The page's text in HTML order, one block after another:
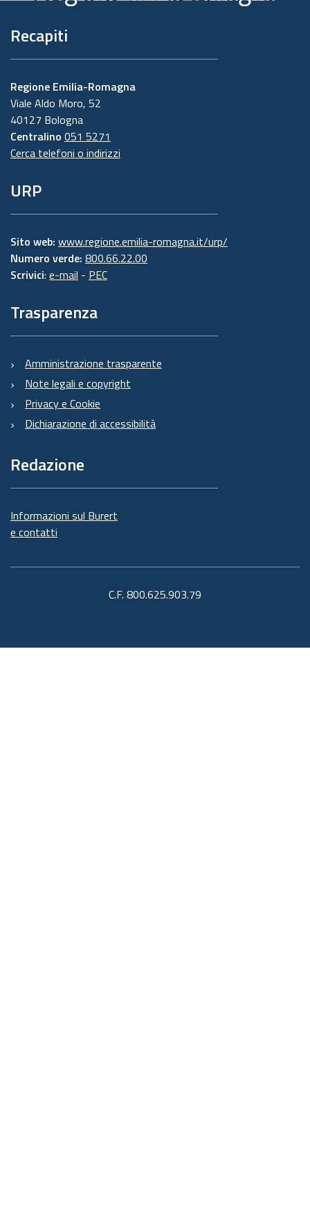
Recapiti
Regione Emilia-Romagna
Viale Aldo Moro, 52
40127 Bologna
Centralino 051 5271
Cerca telefoni o indirizzi
URP
Sito web: www.regione.emilia-romagna.it/urp/
Numero verde: 800.66.22.00
Scrivici: e-mail - PEC
Trasparenza
Amministrazione trasparente
Note legali e copyright
Privacy e Cookie
Dichiarazione di accessibilità
Redazione
Informazioni sul Burert
e contatti
C.F. 800.625.903.79